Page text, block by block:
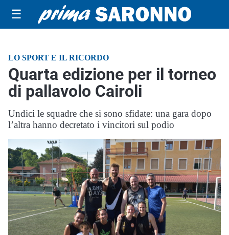
☰
LO SPORT E IL RICORDO
Quarta edizione per il torneo
di pallavolo Cairoli
Undici le squadre che si sono sfidate: una gara dopo
l’altra hanno decretato i vincitori sul podio